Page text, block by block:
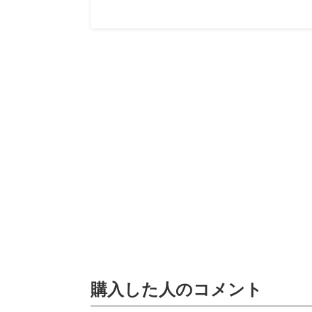
購入した人のコメント